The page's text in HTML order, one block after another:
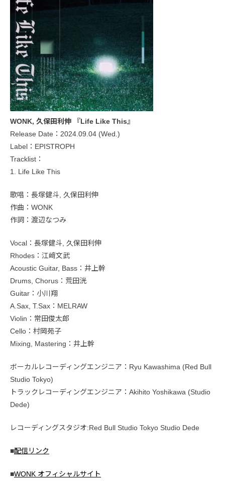
WONK, 久保田利伸 『Life Like This』
Release Date：2024.09.04 (Wed.)
Label：EPISTROPH
Tracklist：
1. Life Like This
歌唱：長塚健斗, 久保田利伸
作曲：WONK
作詞：渡辺なつみ
Vocal：長塚健斗, 久保田利伸
Rhodes：江﨑文武
Acoustic Guitar, Bass：井上幹
Drums, Chorus：荒田洸
Guitar：小川翔
A.Sax, T.Sax：MELRAW
Violin：常田俊太郎
Cello：村岡苑子
Mixing, Mastering：井上幹
ボーカルレコーディングエンジニア：Ryu Kawashima (Red Bull
Studio Tokyo)
トラックレコーディングエンジニア：Akihito Yoshikawa (Studio
Dede)
レコーディングスタジオ:Red Bull Studio Tokyo Studio Dede
■配信リンク
■WONK オフィシャルサイト